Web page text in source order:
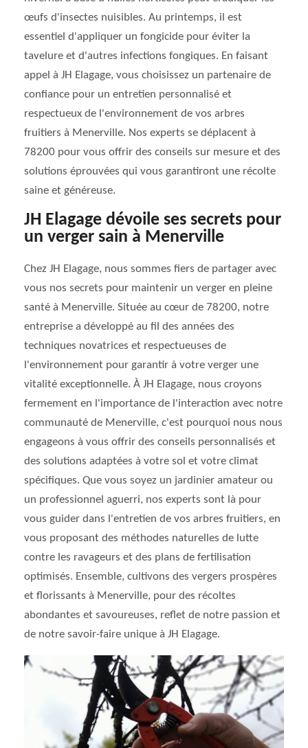
œufs d'insectes nuisibles. Au printemps, il est
essentiel d'appliquer un fongicide pour éviter la
tavelure et d'autres infections fongiques. En faisant
appel à JH Elagage, vous choisissez un partenaire de
confiance pour un entretien personnalisé et
respectueux de l'environnement de vos arbres
fruitiers à Menerville. Nos experts se déplacent à
78200 pour vous offrir des conseils sur mesure et des
solutions éprouvées qui vous garantiront une récolte
saine et généreuse.
JH Elagage dévoile ses secrets pour
un verger sain à Menerville
Chez JH Elagage, nous sommes fiers de partager avec
vous nos secrets pour maintenir un verger en pleine
santé à Menerville. Située au cœur de 78200, notre
entreprise a développé au fil des années des
techniques novatrices et respectueuses de
l'environnement pour garantir à votre verger une
vitalité exceptionnelle. À JH Elagage, nous croyons
fermement en l'importance de l'interaction avec notre
communauté de Menerville, c'est pourquoi nous nous
engageons à vous offrir des conseils personnalisés et
des solutions adaptées à votre sol et votre climat
spécifiques. Que vous soyez un jardinier amateur ou
un professionnel aguerri, nos experts sont là pour
vous guider dans l'entretien de vos arbres fruitiers, en
vous proposant des méthodes naturelles de lutte
contre les ravageurs et des plans de fertilisation
optimisés. Ensemble, cultivons des vergers prospères
et florissants à Menerville, pour des récoltes
abondantes et savoureuses, reflet de notre passion et
de notre savoir-faire unique à JH Elagage.